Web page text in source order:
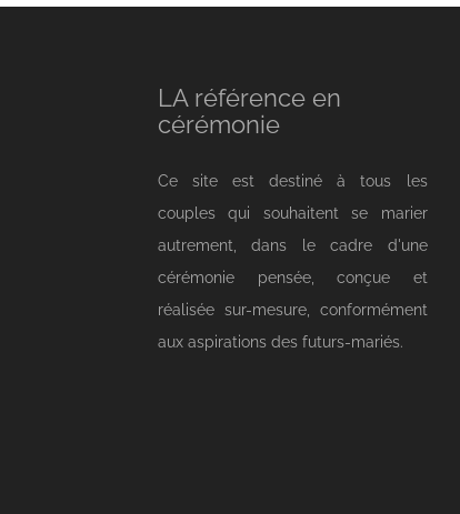
LA référence en
cérémonie
Ce site est destiné à tous les
couples qui souhaitent se marier
autrement, dans le cadre d'une
cérémonie pensée, conçue et
réalisée sur-mesure, conformément
aux aspirations des futurs-mariés.